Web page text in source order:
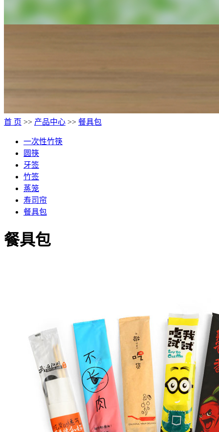
首 页 >> 产品中心 >> 餐具包
一次性竹筷
圆筷
牙签
竹签
蒸笼
寿司帘
餐具包
餐具包